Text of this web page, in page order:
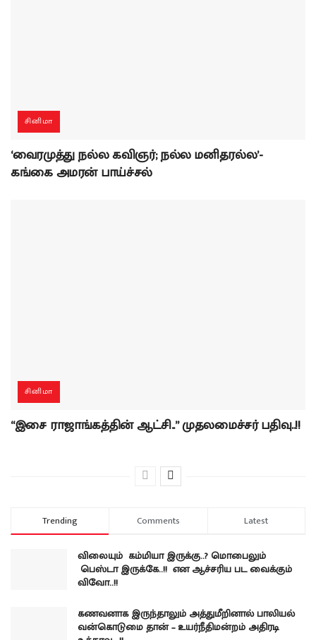
சினிமா
‘வைரமுத்து நல்ல கவிஞர்; நல்ல மனிதரல்ல’-
கங்கை அமரன் பாய்ச்சல்
சினிமா
“இசை ராஜாங்கத்தின் ஆட்சி..” முதலமைச்சர் பதிவு..!!
Trending Comments Latest
விலையும் கம்மியா இருக்கு..? மொபைலும்
பெஸ்டா இருக்கே..!! என ஆச்சரிய பட வைக்கும்
விவோ..!!
கணவனாக இருந்தாலும் அத்துமீறினால் பாலியல்
வன்கொடுமை தான் – உயர்நீதிமன்றம் அதிரடி